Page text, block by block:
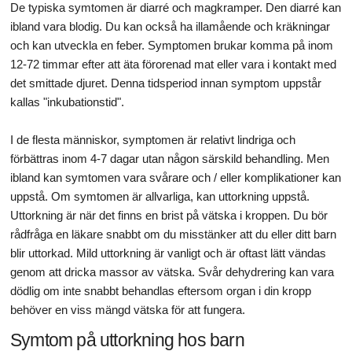
De typiska symtomen är diarré och magkramper. Den diarré kan
ibland vara blodig. Du kan också ha illamående och kräkningar
och kan utveckla en feber. Symptomen brukar komma på inom
12-72 timmar efter att äta förorenad mat eller vara i kontakt med
det smittade djuret. Denna tidsperiod innan symptom uppstår
kallas "inkubationstid".
I de flesta människor, symptomen är relativt lindriga och
förbättras inom 4-7 dagar utan någon särskild behandling. Men
ibland kan symtomen vara svårare och / eller komplikationer kan
uppstå. Om symtomen är allvarliga, kan uttorkning uppstå.
Uttorkning är när det finns en brist på vätska i kroppen. Du bör
rådfråga en läkare snabbt om du misstänker att du eller ditt barn
blir uttorkad. Mild uttorkning är vanligt och är oftast lätt vändas
genom att dricka massor av vätska. Svår dehydrering kan vara
dödlig om inte snabbt behandlas eftersom organ i din kropp
behöver en viss mängd vätska för att fungera.
Symtom på uttorkning hos barn